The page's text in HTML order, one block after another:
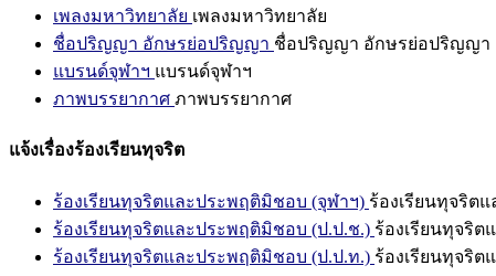
เพลงมหาวิทยาลัย เพลงมหาวิทยาลัย
ชื่อปริญญา อักษรย่อปริญญา ชื่อปริญญา อักษรย่อปริญญา
แบรนด์จุฬาฯ แบรนด์จุฬาฯ
ภาพบรรยากาศ ภาพบรรยากาศ
แจ้งเรื่องร้องเรียนทุจริต
ร้องเรียนทุจริตและประพฤติมิชอบ (จุฬาฯ) ร้องเรียนทุจริต
ร้องเรียนทุจริตและประพฤติมิชอบ (ป.ป.ช.) ร้องเรียนทุจริ
ร้องเรียนทุจริตและประพฤติมิชอบ (ป.ป.ท.) ร้องเรียนทุจริ